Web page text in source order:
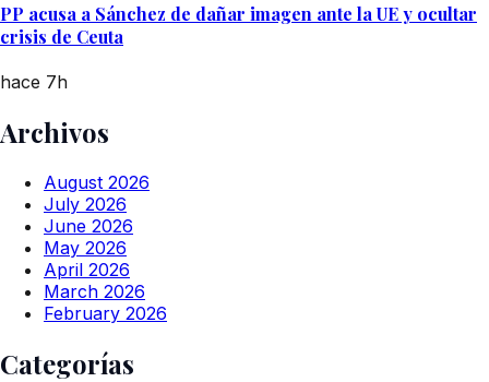
PP acusa a Sánchez de dañar imagen ante la UE y ocultar
crisis de Ceuta
hace 7h
Archivos
August 2026
July 2026
June 2026
May 2026
April 2026
March 2026
February 2026
Categorías